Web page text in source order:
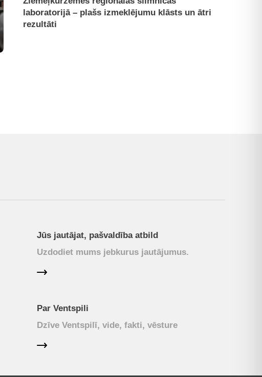
laboratorijā – plašs izmeklējumu klāsts un ātri
rezultāti
Jūs jautājat, pašvaldība atbild
Uzdodiet mums jebkurus jautājumus.
Par Ventspili
Dzīve Ventspilī, vide, fakti, vēsture